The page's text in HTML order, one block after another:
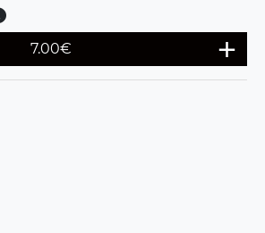
7.00€